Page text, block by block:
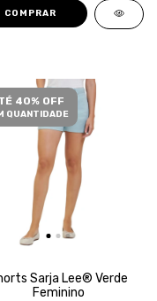
COMPRAR
40% OFF
QUANTIDADE
Sarja Lee® Verde
Feminino